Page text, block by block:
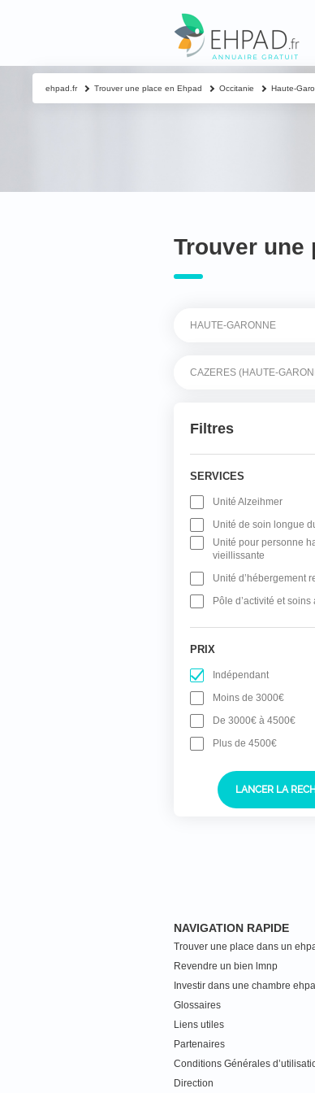
Trouver une
Filtres
SERVICES
Unité Alzeihmer
Unité de soin longue
Unité pour personne
vieillissante
Unité d’hébergement
Pôle d’activité et soins
PRIX
Indépendant
Moins de 3000€
De 3000€ à 4500€
Plus de 4500€
LANCER
NAVIGATION RAPIDE
Trouver une place dans un
Revendre un bien lmnp
Investir dans une chambre
Glossaires
Liens utiles
Partenaires
Conditions Générales
Direction
ehpad.fr Trouver une place en Ehpad Occitanie Haute-